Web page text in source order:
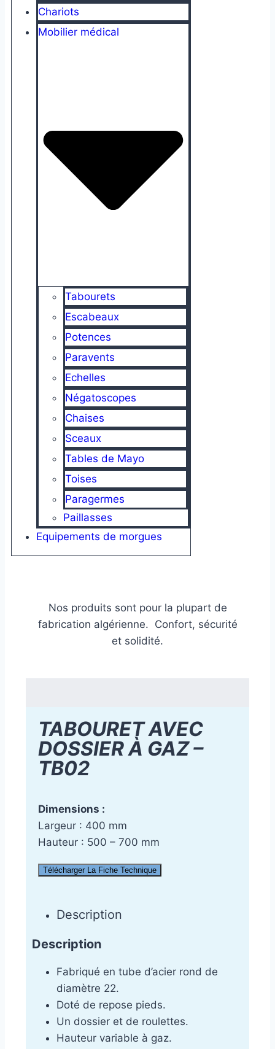
Chariots
Mobilier médical
Tabourets
Escabeaux
Potences
Paravents
Echelles
Négatoscopes
Chaises
Sceaux
Tables de Mayo
Toises
Paragermes
Paillasses
Equipements de morgues
Nos produits sont pour la plupart de
fabrication algérienne. Confort, sécurité
et solidité.
TABOURET AVEC
DOSSIER À GAZ –
TB02
Dimensions :
Largeur : 400 mm
Hauteur : 500 – 700 mm
Télécharger La Fiche Technique
Description
Description
Fabriqué en tube d’acier rond de
diamètre 22.
Doté de repose pieds.
Un dossier et de roulettes.
Hauteur variable à gaz.